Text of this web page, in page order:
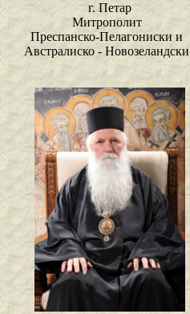
г. Петар
Митрополит
Преспанско-Пелагониски и
Австралиско - Новозеландски